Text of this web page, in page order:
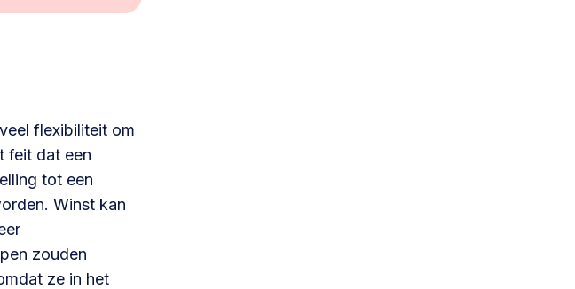
flexibiliteit om
feit dat een
tot een
Winst kan
zouden
ze in het